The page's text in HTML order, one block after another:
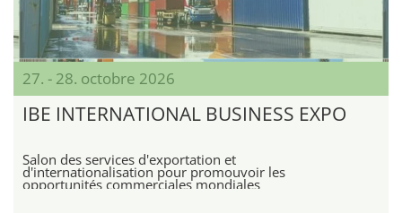
27. - 28. octobre 2026
IBE INTERNATIONAL BUSINESS EXPO
Salon des services d'exportation et
d'internationalisation pour promouvoir les
opportunités commerciales mondiales